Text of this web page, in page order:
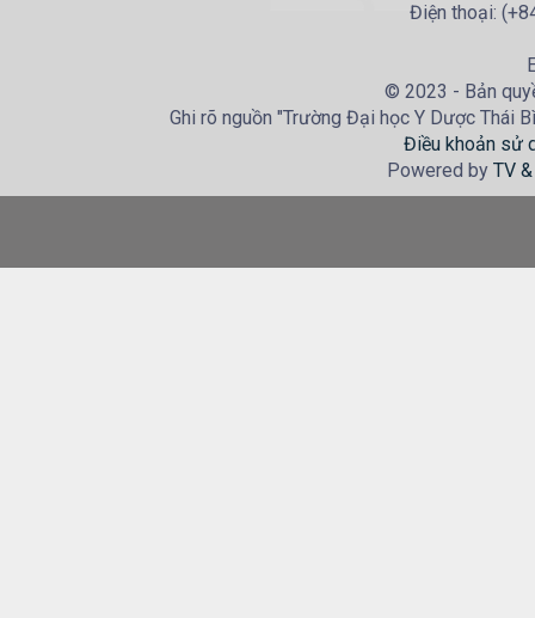
Điện thoại:
© 2023 - Bản
Ghi rõ nguồn "Trường Đại học Y Dược Thái
Điều khoản sử
Powered by TV